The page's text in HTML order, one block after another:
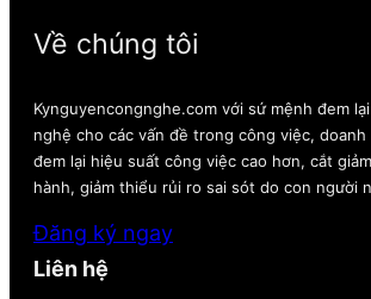
Về chúng tôi
Kynguyencongnghe.com với sứ mệnh đem
nghệ cho các vấn đề trong công việc, doanh
đem lại hiệu suất công việc cao hơn, cắt
hành, giảm thiểu rủi ro sai sót do con người
Đăng ký ngay
Liên hệ